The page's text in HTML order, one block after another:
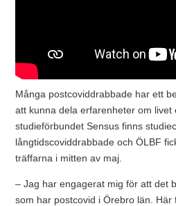
Många postcoviddrabbade har ett
att kunna dela erfarenheter om livet
studieförbundet Sensus finns
långtidscoviddrabbade och ÖLBF
träffarna i mitten av maj.
– Jag har engagerat mig för att det
som har postcovid i Örebro län. Här